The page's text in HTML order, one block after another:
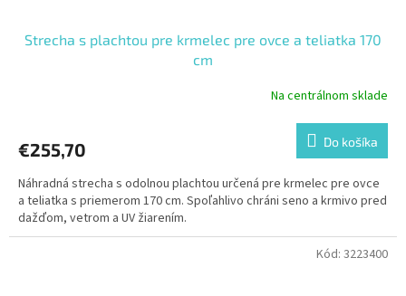
Strecha s plachtou pre krmelec pre ovce a teliatka 170
cm
Na centrálnom sklade
€255,70 Do košíka
Náhradná strecha s odolnou plachtou určená pre krmelec pre ovce
a teliatka s priemerom 170 cm. Spoľahlivo chráni seno a krmivo pred
dažďom, vetrom a UV žiarením.
Kód: 3223400